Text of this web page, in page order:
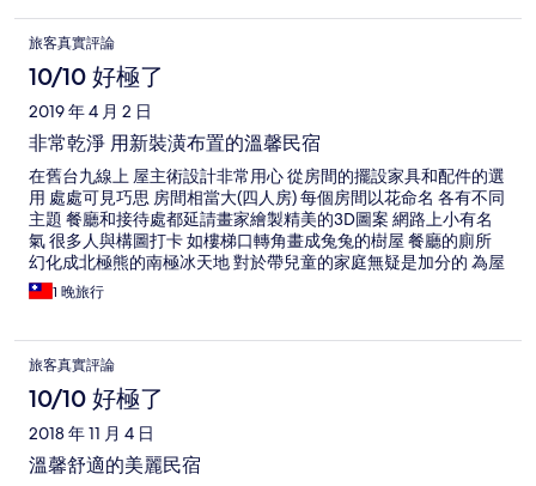
旅客真實評論
10/10 好極了
2019 年 4 月 2 日
非常乾淨 用新裝潢布置的溫馨民宿
在舊台九線上 屋主術設計非常用心 從房間的擺設家具和配件的選
用 處處可見巧思 房間相當大(四人房) 每個房間以花命名 各有不同
主題 餐廳和接待處都延請畫家繪製精美的3D圖案 網路上小有名
氣 很多人與構圖打卡 如樓梯口轉角畫成兔兔的樹屋 餐廳的廁所
幻化成北極熊的南極冰天地 對於帶兒童的家庭無疑是加分的 為屋
外有草皮也有小型的兒童遊樂區 可惜親子房只一間需及早預訂 大
推親子同遊的家庭來此 !另外主人準備不少附近的旅遊資訊和餐廳
盛 少量水果三明治家煎餃奶黃包足以買足大胃王 值得稱讚的是飲
料都採用當地特產瑞穗牛奶和蜜香紅茶 符合環保精神 外地客一定
要嚐嚐! 唯一小缺憾是面對火車鐵軌和大馬路 開窗有噪音 冷氣酒
開後略有悶熱感
1 晚旅行
旅客真實評論
10/10 好極了
2018 年 11 月 4 日
溫馨舒適的美麗民宿